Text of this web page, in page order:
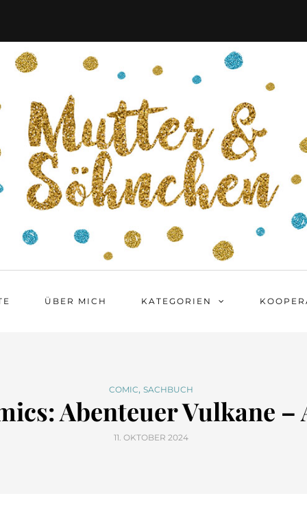
ÜBER MICH KATEGORIEN
COMIC, SACHBUCH
Abenteuer Vulkane –
11. OKTOBER 2024